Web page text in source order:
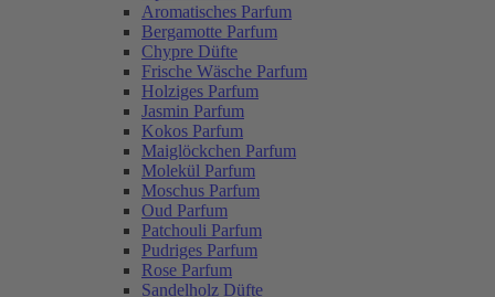
Aromatisches Parfum
Bergamotte Parfum
Chypre Düfte
Frische Wäsche Parfum
Holziges Parfum
Jasmin Parfum
Kokos Parfum
Maiglöckchen Parfum
Molekül Parfum
Moschus Parfum
Oud Parfum
Patchouli Parfum
Pudriges Parfum
Rose Parfum
Sandelholz Düfte